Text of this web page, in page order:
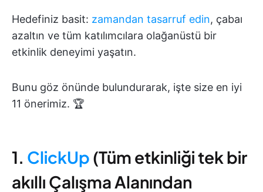
Hedefiniz basit: zamandan tasarruf edin, çabaı
azaltın ve tüm katılımcılara olağanüstü bir
etkinlik deneyimi yaşatın.
Bunu göz önünde bulundurarak, işte size en iyi
11 önerimiz. 🏆
1. ClickUp (Tüm etkinliği tek bir
akıllı Çalışma Alanından